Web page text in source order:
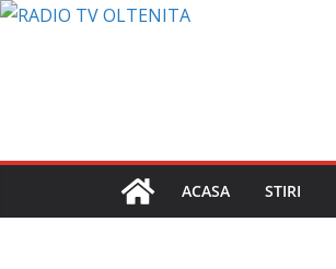
Sari
ACASA STIRI